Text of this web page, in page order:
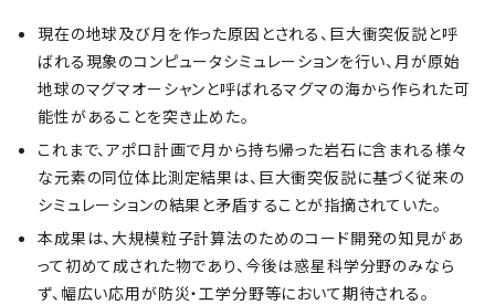
現在の地球及び月を作った原因とされる、巨大衝突仮説と呼
ばれる現象のコンピュータシミュレーションを行い、月が原始
地球のマグマオーシャンと呼ばれるマグマの海から作られた可
能性があることを突き止めた。
これまで、アポロ計画で月から持ち帰った岩石に含まれる様々
な元素の同位体比測定結果は、巨大衝突仮説に基づく従来の
シミュレーションの結果と矛盾することが指摘されていた。
本成果は、大規模粒子計算法のためのコード開発の知見があ
って初めて成された物であり、今後は惑星科学分野のみなら
ず、幅広い応用が防災・工学分野等において期待される。